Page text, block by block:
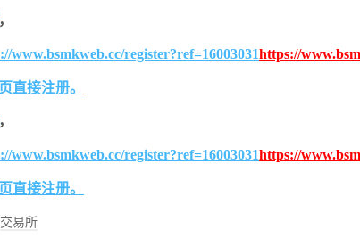
，
www.bsmkweb.cc/register?ref=16003031https://
直接注册。
，
www.bsmkweb.cc/register?ref=16003031https://
直接注册。
交易所